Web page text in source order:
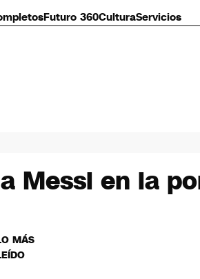
Futuro 360CulturaServicios
Messi en la
MÁS